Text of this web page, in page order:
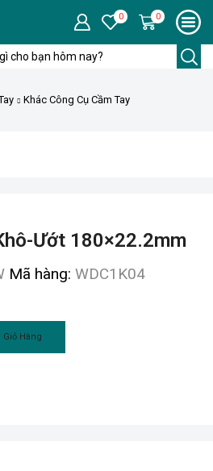
0 0
Khác Công Cụ Cầm Tay
Ướt 180×22.2mm
Mã hàng: WDC1K04
Hàng